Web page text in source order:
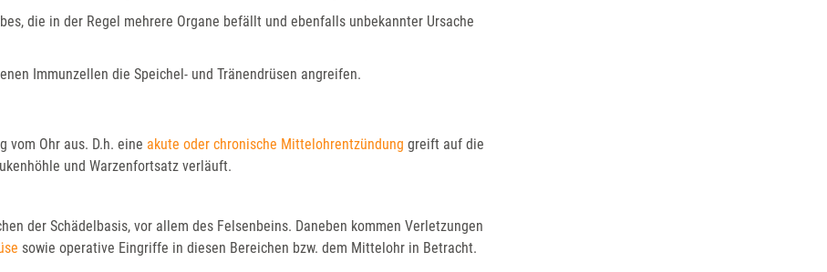
die in der Regel mehrere Organe befällt und ebenfalls unbekannter Ursache
Immunzellen die Speichel- und Tränendrüsen angreifen.
vom Ohr aus. D.h. eine akute oder chronische Mittelohrentzündung greift auf die
und Warzenfortsatz verläuft.
der Schädelbasis, vor allem des Felsenbeins. Daneben kommen Verletzungen
sowie operative Eingriffe in diesen Bereichen bzw. dem Mittelohr in Betracht.